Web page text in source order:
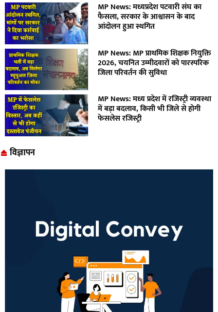
MP News: मध्यप्रदेश पटवारी संघ का
फैसला, सरकार के आश्वासन के बाद
आंदोलन हुआ स्थगित
MP News: MP प्राथमिक शिक्षक नियुक्ति
2026, चयनित उम्मीदवारों को पारस्परिक
जिला परिवर्तन की सुविधा
MP News: मध्य प्रदेश में रजिस्ट्री व्यवस्था
में बड़ा बदलाव, किसी भी जिले से होगी
फेसलेस रजिस्ट्री
विज्ञापन